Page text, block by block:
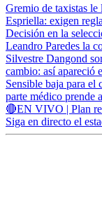
Gremio de taxistas le
Espriella: exigen
Decisión en la
Leandro Paredes la
Silvestre Dangond
cambio: así apareció
Sensible baja para
parte médico prende
🔴EN VIVO | Plan
Siga en directo el